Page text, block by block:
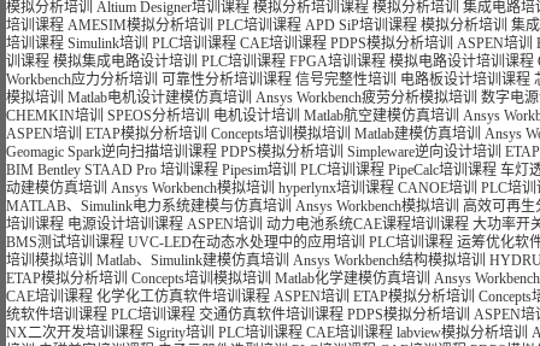
模拟分析培训 Altium Designer培训课程 模拟分析培训课程 模拟分析培训 集成电路培
培训课程 AMESIM模拟分析培训 PLC培训课程 APD SiP培训课程 模拟分析培训 集
培训课程 Simulink培训 PLC培训课程 CAE培训课程 PDPS模拟分析培训 ASPEN培训
训课程 模拟集成电路设计培训 PLC培训课程 FPGA培训课程 模拟电路设计培训课程
Workbench应力分析培训 可靠性分析培训课程 信号完整性培训 电路板设计培训课程
模拟培训 Matlab电机设计建模仿真培训 Ansys Workbench疲劳分析模拟培训 数字电
CHEMKIN培训 SPEOS分析培训 电机设计培训 Matlab航空建模仿真培训 Ansys
ASPEN培训 ETAP模拟分析培训 Concepts培训模拟培训 Matlab建模仿真培训 Ansys
Geomagic Spark逆向扫描培训课程 PDPS模拟分析培训 Simpleware逆向设计培训
BIM Bentley STAAD Pro 培训课程 Pipesim培训 PLC培训课程 PipeCalc培训课程 车灯
动建模仿真培训 Ansys Workbench模拟培训 hyperlynx培训课程 CANOE培训 PLC培训
MATLAB、Simulink电力系统建模与仿真培训 Ansys Workbench模拟培训 高效可再生
培训课程 电源设计培训课程 ASPEN培训 动力电池系统CAE课程培训课程 大功率开
BMS测试培训课程 UVC-LED在动态水处理中的应用培训 PLC培训课程 运筹优化软
培训模拟培训 Matlab、Simulink建模仿真培训 Ansys Workbench结构模拟培训
ETAP模拟分析培训 Concepts培训模拟培训 Matlab化学建模仿真培训 Ansys
CAE培训课程 化学化工仿真软件培训课程 ASPEN培训 ETAP模拟分析培训 Concepts
统软件培训课程 PLC培训课程 交通仿真软件培训课程 PDPS模拟分析培训 ASPEN培
NX二次开发培训课程 Sigrity培训 PLC培训课程 CAE培训课程 labview模拟分析培训